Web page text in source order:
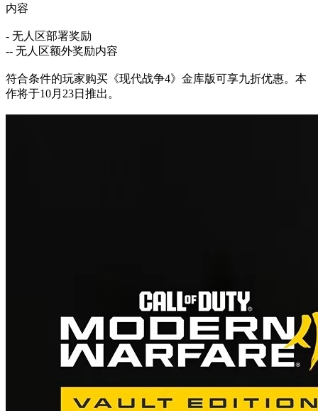
内容
- 无人区部署奖励
-- 无人区额外奖励内容
符合条件的玩家购买《现代战争4》金库版可享九折优惠。本
作将于10月23日推出。